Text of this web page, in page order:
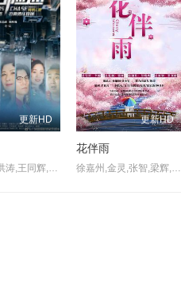
更新HD
陈奕好,孙洪涛,王同辉,王静,罗旖凡,谢昀杉,张云馨
更新HD
花伴雨
徐嘉州,金灵,张智,梁辉,方恩佐,陈柏润